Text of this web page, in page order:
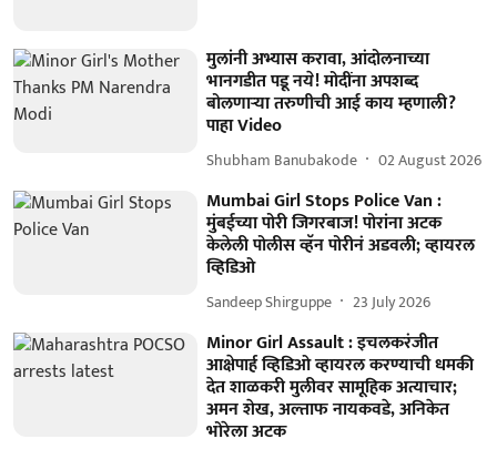
मुलांनी अभ्यास करावा, आंदोलनाच्या
भानगडीत पडू नये! मोदींना अपशब्द
बोलणाऱ्या तरुणीची आई काय म्हणाली?
पाहा Video
Shubham Banubakode 02 August 2026
Mumbai Girl Stops Police Van :
मुंबईच्या पोरी जिगरबाज! पोरांना अटक
केलेली पोलीस व्हॅन पोरीनं अडवली; व्हायरल
व्हिडिओ
Sandeep Shirguppe 23 July 2026
Minor Girl Assault : इचलकरंजीत
आक्षेपार्ह व्हिडिओ व्हायरल करण्याची धमकी
देत शाळकरी मुलीवर सामूहिक अत्याचार;
अमन शेख, अल्ताफ नायकवडे, अनिकेत
भोरेला अटक